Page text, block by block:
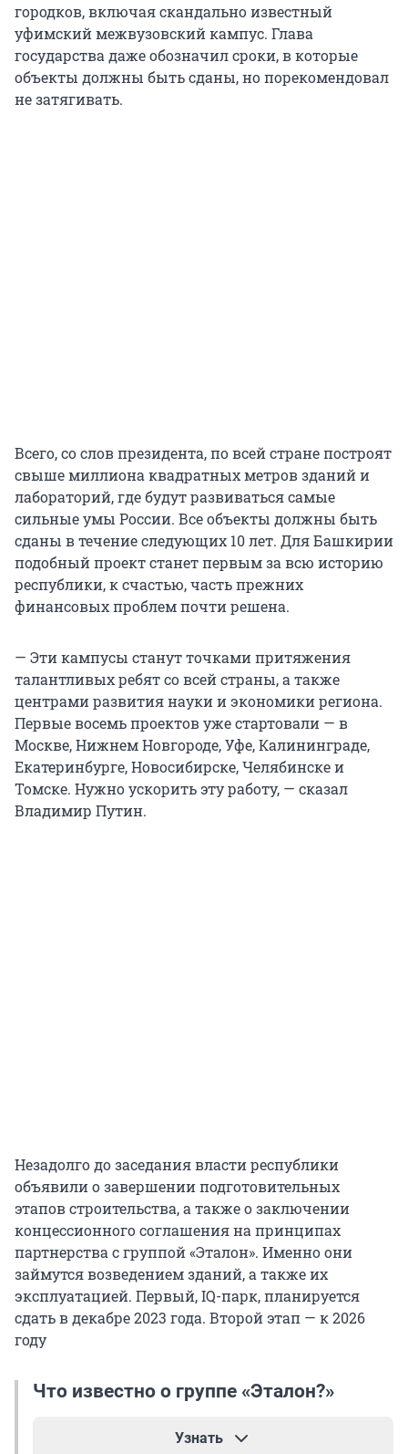
городков, включая скандально известный
уфимский межвузовский кампус. Глава
государства даже обозначил сроки, в которые
объекты должны быть сданы, но порекомендовал
не затягивать.
Всего, со слов президента, по всей стране построят
свыше миллиона квадратных метров зданий и
лабораторий, где будут развиваться самые
сильные умы России. Все объекты должны быть
сданы в течение следующих 10 лет. Для Башкирии
подобный проект станет первым за всю историю
республики, к счастью, часть прежних
финансовых проблем почти решена.
— Эти кампусы станут точками притяжения
талантливых ребят со всей страны, а также
центрами развития науки и экономики региона.
Первые восемь проектов уже стартовали — в
Москве, Нижнем Новгороде, Уфе, Калининграде,
Екатеринбурге, Новосибирске, Челябинске и
Томске. Нужно ускорить эту работу, — сказал
Владимир Путин.
Незадолго до заседания власти республики
объявили о завершении подготовительных
этапов строительства, а также о заключении
концессионного соглашения на принципах
партнерства с группой «Эталон». Именно они
займутся возведением зданий, а также их
эксплуатацией. Первый, IQ-парк, планируется
сдать в декабре 2023 года. Второй этап — к 2026
году
Что известно о группе «Эталон?»
Узнать